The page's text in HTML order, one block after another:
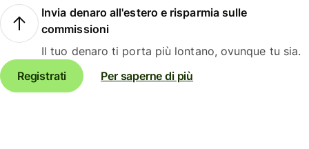
Invia denaro all'estero e risparmia sulle
commissioni
Il tuo denaro ti porta più lontano, ovunque tu sia.
Registrati
Per saperne di più